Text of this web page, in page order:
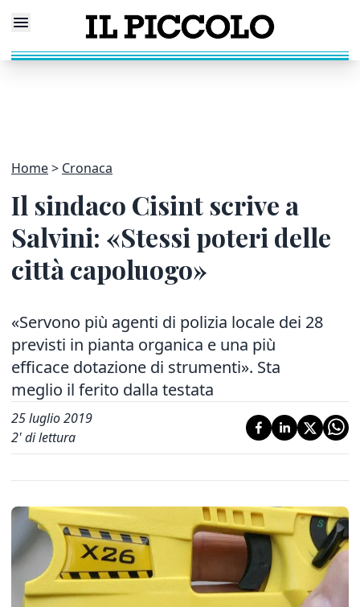
Home Cronaca
Il sindaco Cisint scrive a
Salvini: «Stessi poteri delle
città capoluogo»
«Servono più agenti di polizia locale dei 28
previsti in pianta organica e una più
efficace dotazione di strumenti». Sta
meglio il ferito dalla testata
25 luglio 2019
2' di lettura